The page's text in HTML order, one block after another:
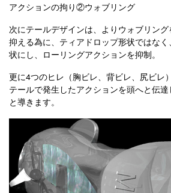
アクションの拘り②ウォブリング
次にテールデザインは、よりウォブリン
抑える為に、ティアドロップ形状ではな
状にし、ローリングアクションを抑制。
更に4つのヒレ（胸ビレ、背ビレ、尻ビレ
テールで発生したアクションを頭へと伝
と導きます。